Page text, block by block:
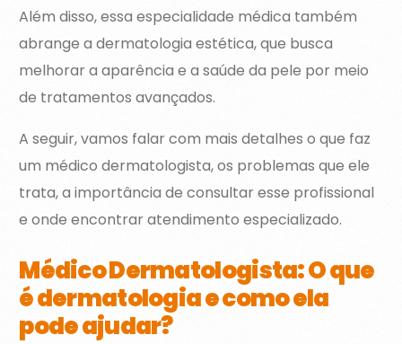
Além disso, essa especialidade médica também
abrange a dermatologia estética, que busca
melhorar a aparência e a saúde da pele por meio
de tratamentos avançados.
A seguir, vamos falar com mais detalhes o que faz
um médico dermatologista, os problemas que ele
trata, a importância de consultar esse profissional
e onde encontrar atendimento especializado.
Médico Dermatologista: O que
é dermatologia e como ela
pode ajudar?